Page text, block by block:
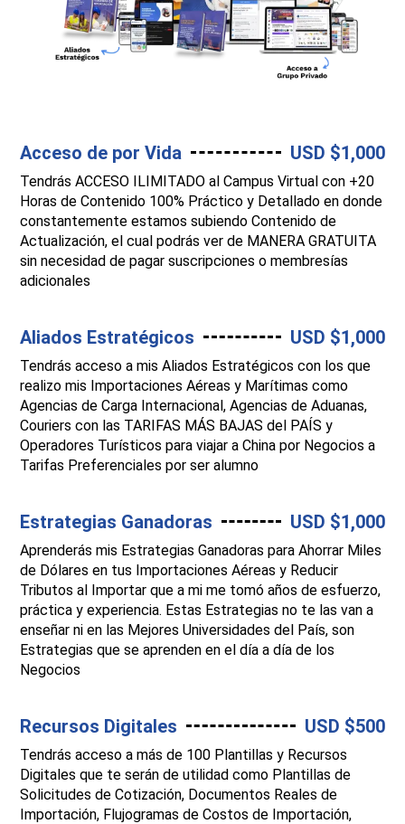
Acceso de por Vida USD $1,000
Tendrás ACCESO ILIMITADO al Campus Virtual con +20
Horas de Contenido 100% Práctico y Detallado en donde
constantemente estamos subiendo Contenido de
Actualización, el cual podrás ver de MANERA GRATUITA
sin necesidad de pagar suscripciones o membresías
adicionales
Aliados Estratégicos USD $1,000
Tendrás acceso a mis Aliados Estratégicos con los que
realizo mis Importaciones Aéreas y Marítimas como
Agencias de Carga Internacional, Agencias de Aduanas,
Couriers con las TARIFAS MÁS BAJAS del PAÍS y
Operadores Turísticos para viajar a China por Negocios a
Tarifas Preferenciales por ser alumno
Estrategias Ganadoras USD $1,000
Aprenderás mis Estrategias Ganadoras para Ahorrar Miles
de Dólares en tus Importaciones Aéreas y Reducir
Tributos al Importar que a mi me tomó años de esfuerzo,
práctica y experiencia. Estas Estrategias no te las van a
enseñar ni en las Mejores Universidades del País, son
Estrategias que se aprenden en el día a día de los
Negocios
Recursos Digitales USD $500
Tendrás acceso a más de 100 Plantillas y Recursos
Digitales que te serán de utilidad como Plantillas de
Solicitudes de Cotización, Documentos Reales de
Importación, Flujogramas de Costos de Importación,